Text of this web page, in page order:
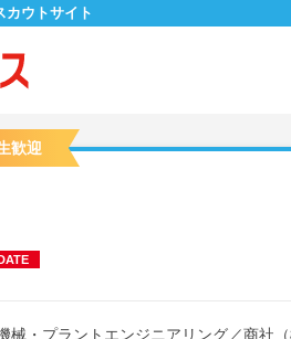
カウトサイト
歓迎
械・プラントエンジニアリング／商社